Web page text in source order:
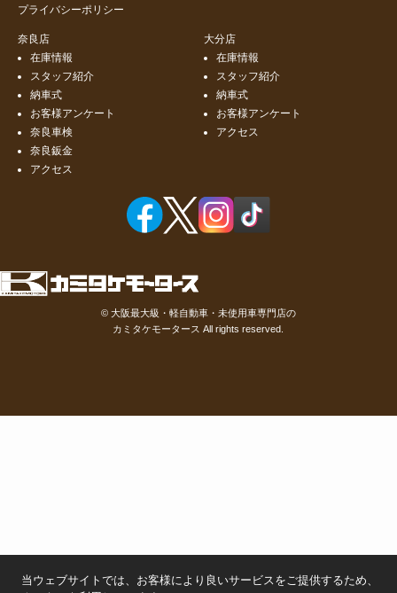
プライバシーポリシー
奈良店
在庫情報
スタッフ紹介
納車式
お客様アンケート
奈良車検
奈良鈑金
アクセス
大分店
在庫情報
スタッフ紹介
納車式
お客様アンケート
アクセス
© 大阪最大級・軽自動車・未使用車専門店の
カミタケモータース All rights reserved.
当ウェブサイトでは、お客様により良いサービスをご提供するため、